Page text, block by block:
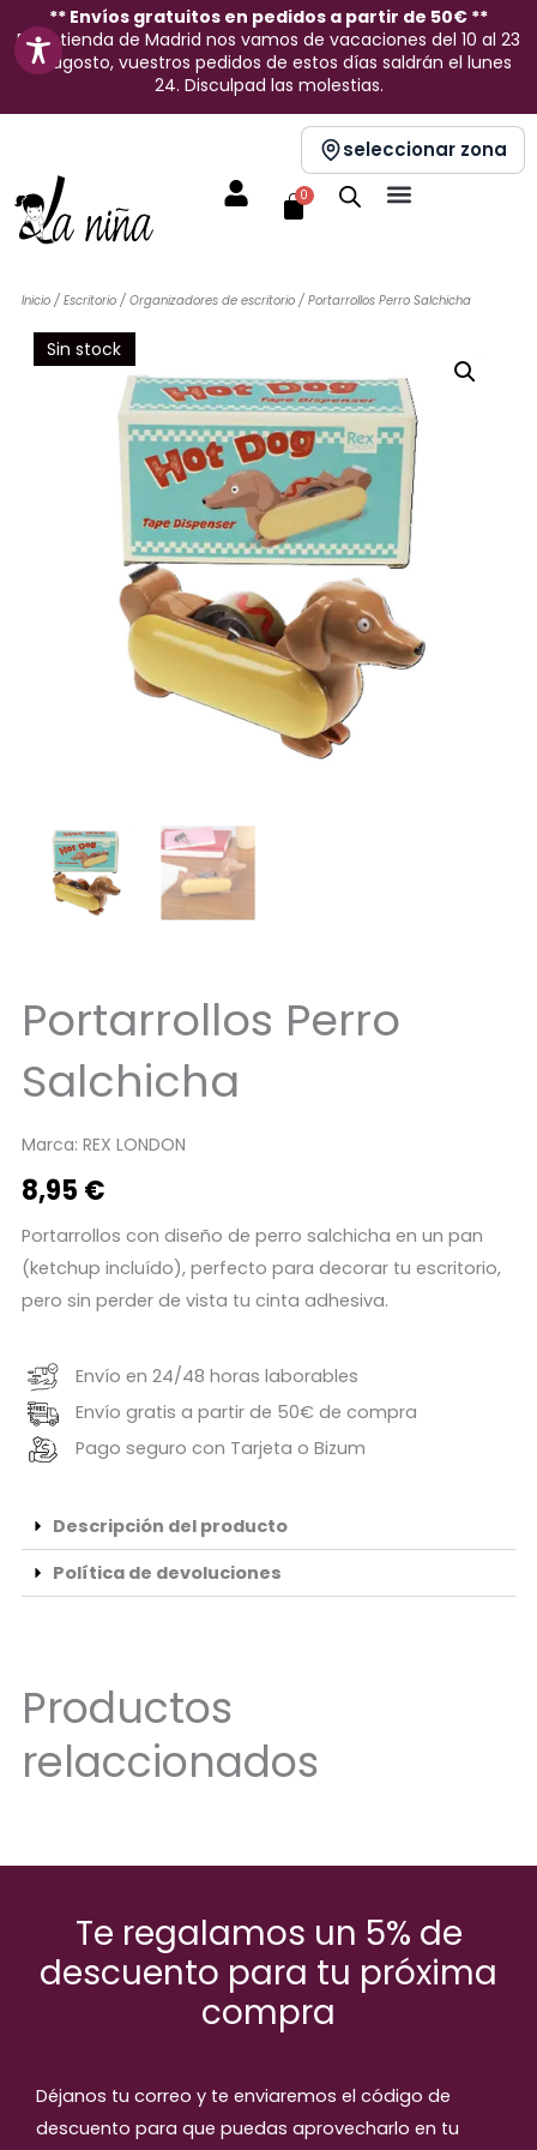
contenido
** Envíos gratuitos en pedidos a partir de 50€ **
En la tienda de Madrid nos vamos de vacaciones del 10 al 23
de agosto, vuestros pedidos de estos días saldrán el lunes
24. Disculpad las molestias.
seleccionar zona
0
Carrito
Inicio/ Escritorio/ Organizadores de escritorio/ Portarrollos Perro Salchicha
Sin stock
Portarrollos Perro
Salchicha
Marca: REX LONDON
8,95 €
Portarrollos con diseño de perro salchicha en un pan
(ketchup incluído), perfecto para decorar tu escritorio,
pero sin perder de vista tu cinta adhesiva.
Envío en 24/48 horas laborables
Envío gratis a partir de 50€ de compra
Pago seguro con Tarjeta o Bizum
Descripción del producto
Política de devoluciones
Productos
relaccionados
Te regalamos un 5% de
descuento para tu próxima
compra
Déjanos tu correo y te enviaremos el código de
descuento para que puedas aprovecharlo en tu